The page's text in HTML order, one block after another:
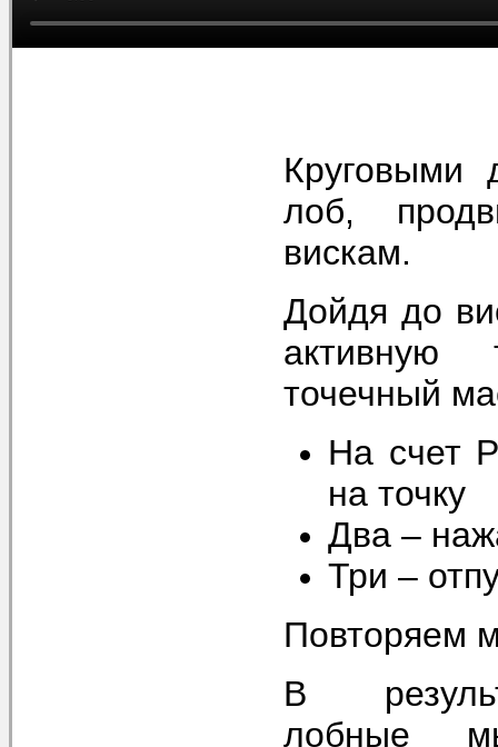
Круговыми
лоб,
вискам.
Дойдя до
активную
точечный
На счет
на точку
Два –
Три –
Повторяем
В
лобные